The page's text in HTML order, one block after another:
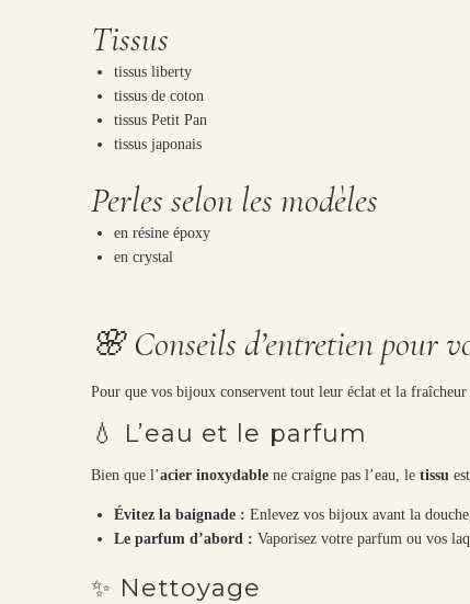
Tissus
tissus liberty
tissus de coton
tissus Petit Pan
tissus japonais
Perles selon les modèles
en résine époxy
en crystal
🌸 Conseils d’entretien pour
Pour que vos bijoux conservent tout leur éclat et la
💧 L’eau et le parfum
Bien que l’acier inoxydable ne craigne pas l’eau, letissu
Évitez la baignade : Enlevez vos bijoux avant la
Le parfum d’abord : Vaporisez votre parfum ou vos
✨ Nettoyage